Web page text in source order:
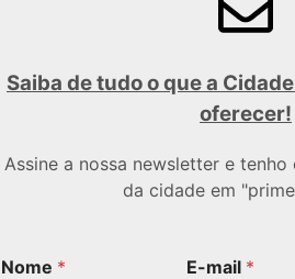
Saiba de tudo o que a
oferecer!
Assine a nossa newsletter e
da cidade em
Nome * E-mail *